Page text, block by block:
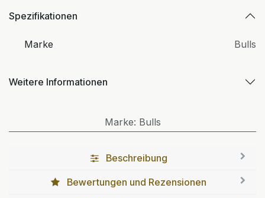
Spezifikationen
Marke Bulls
Weitere Informationen
Marke: Bulls
Beschreibung
Bewertungen und Rezensionen